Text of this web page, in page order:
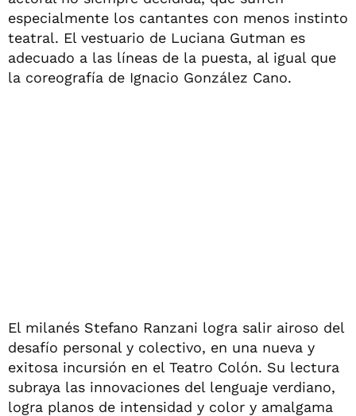
especialmente los cantantes con menos instinto
teatral. El vestuario de Luciana Gutman es
adecuado a las líneas de la puesta, al igual que
la coreografía de Ignacio González Cano.
El milanés Stefano Ranzani logra salir airoso del
desafío personal y colectivo, en una nueva y
exitosa incursión en el Teatro Colón. Su lectura
subraya las innovaciones del lenguaje verdiano,
logra planos de intensidad y color y amalgama